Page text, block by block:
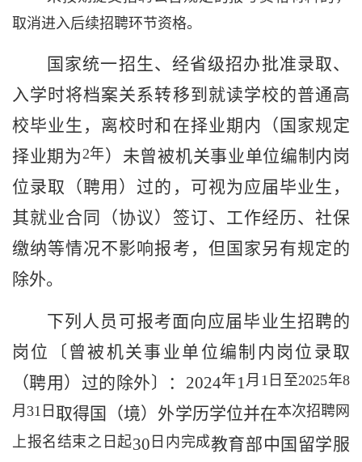
取消进入后续招聘环节资格。
国家统一招生、经省级招办批准录取、
入学时将档案关系转移到就读学校的普通高
校毕业生，离校时和在择业期内（国家规定
择业期为2年）未曾被机关事业单位编制内岗
位录取（聘用）过的，可视为应届毕业生，
其就业合同（协议）签订、工作经历、社保
缴纳等情况不影响报考，但国家另有规定的
除外。
下列人员可报考面向应届毕业生招聘的
岗位〔曾被机关事业单位编制内岗位录取
（聘用）过的 除外〕： 2024年1月 1 日至2025年8
月31 日 取得国（境）外学历学位并在本次招聘网
上报名结束之日起30 日内完成教育部中国留学服